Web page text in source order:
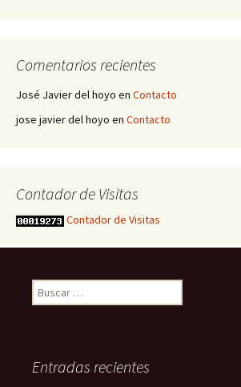
Comentarios recientes
José Javier del hoyo en Contacto
jose javier del hoyo en Contacto
Contador de Visitas
Contador de Visitas
Buscar:
Entradas recientes